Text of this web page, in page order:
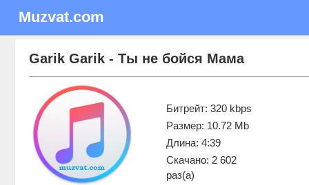
Muzvat.com
Garik Garik - Ты не бойся Мама
Битрейт: 320 kbps
Размер: 10.72 Mb
Длина: 4:39
Скачано: 2 602
раз(а)